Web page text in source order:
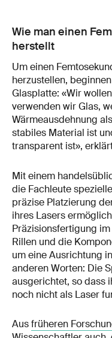
Wie man einen
herstellt
Um einen
herzustellen,
Glasplatte: «Wir
verwenden wir Glas,
Wärmeausdehnung
stabiles Material ist
transparent ist»,
Mit einem
die Fachleute
präzise Platzierung
ihres Lasers
Präzisionsfertigung
Rillen und die
um eine Ausrichtung
anderen Worten: Die
ausgerichtet, so dass
noch nicht als Laser
Ausfrüheren